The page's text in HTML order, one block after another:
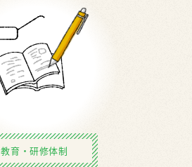
教育・研修体制